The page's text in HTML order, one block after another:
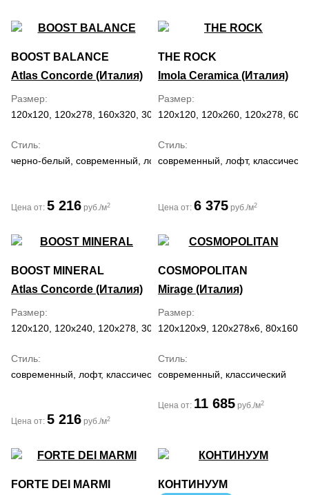
BOOST BALANCE
Atlas Concorde (Италия)
Размер
120x120, 120x278, 160x320, 30x60, 60x120, 60x60, 75x75
Стиль
черно-белый, современный, лофт
Цена от: 5 216 руб./м2
THE ROCK
Imola Ceramica (Италия)
Размер
120x120, 120x260, 120x278,
Стиль
современный, лофт,
Цена от: 6 375 руб./м2
BOOST MINERAL
Atlas Concorde (Италия)
Размер
120x120, 120x240, 120x278, 30x60, 60x120, 60x60, 60x90,
Стиль
современный, лофт, классический, средиземноморский
Цена от: 5 216 руб./м2
COSMOPOLITAN
Mirage (Италия)
Размер
120x120x9, 120x278x6, 80x160,
Стиль
современный, классический
Цена от: 11 685 руб./м2
FORTE DEI MARMI
КОНТИНУУМ